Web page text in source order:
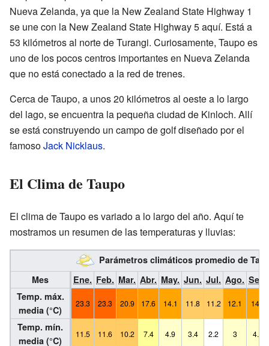
Nueva Zelanda, ya que la New Zealand State Highway 1
se une con la New Zealand State Highway 5 aquí. Está a
53 kilómetros al norte de Turangi. Curiosamente, Taupo es
uno de los pocos centros importantes en Nueva Zelanda
que no está conectado a la red de trenes.
Cerca de Taupo, a unos 20 kilómetros al oeste a lo largo
del lago, se encuentra la pequeña ciudad de Kinloch. Allí
se está construyendo un campo de golf diseñado por el
famosoJack Nicklaus.
El Clima de Taupo
El clima de Taupo es variado a lo largo del año. Aquí te
mostramos un resumen de las temperaturas y lluvias:
Parámetros climáticos promedio de
Mes
Ene. Feb. Mar. Abr. May. Jun. Jul. Ago. Sep.
Temp. máx.
media (°C)
23.3 23.3 20.9 17.6 14.1 11.8 11.2 12.1 14.1
Temp. mín.
media (°C)
11.5 11.6 10.2 7.4 4.9 3.4 2.2 3 4.7